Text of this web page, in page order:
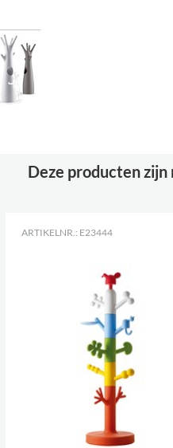
Deze producten zijn
ARTIKELNR.: E23444